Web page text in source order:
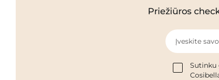
Priežiūros
Įveskite
Sutinku